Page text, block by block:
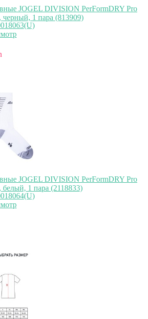
JOGEL DIVISION PerFormDRY Pro
черный, 1 пара (813909)
JOGEL DIVISION PerFormDRY Pro
белый, 1 пара (2118833)